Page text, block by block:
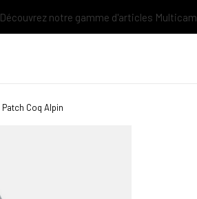
Découvrez notre gamme d'articles Multicam
Patch Coq Alpin